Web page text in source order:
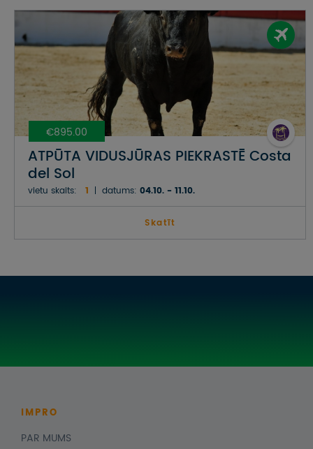
€895.00
ATPŪTA VIDUSJŪRAS PIEKRASTĒ Costa
del Sol
vietu skaits: 1 datums: 04.10. - 11.10.
Skatīt
IMPRO
PAR MUMS